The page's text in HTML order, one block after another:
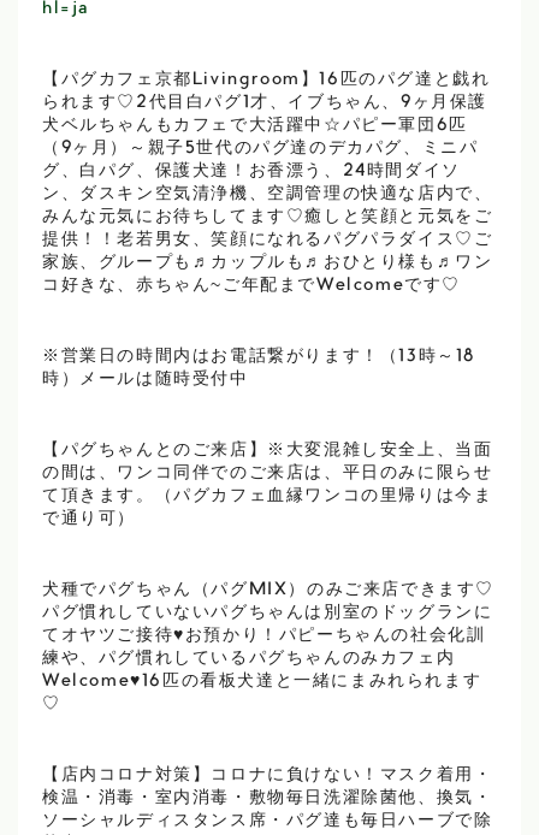
hl=ja
【パグカフェ京都Livingroom】16匹のパグ達と戯れ
られます♡2代目白パグ1才、イブちゃん、9ヶ月保護
犬ベルちゃんもカフェで大活躍中☆パピー軍団6匹
（9ヶ月）～親子5世代のパグ達のデカパグ、ミニパ
グ、白パグ、保護犬達！お香漂う、24時間ダイソ
ン、ダスキン空気清浄機、空調管理の快適な店内で、
みんな元気にお待ちしてます♡癒しと笑顔と元気をご
提供！！老若男女、笑顔になれるパグパラダイス♡ご
家族、グループも♬カップルも♬おひとり様も♬ワン
コ好きな、赤ちゃん~ご年配までWelcomeです♡
※営業日の時間内はお電話繋がります！（13時～18
時）メールは随時受付中
【パグちゃんとのご来店】※大変混雑し安全上、当面
の間は、ワンコ同伴でのご来店は、平日のみに限らせ
て頂きます。（パグカフェ血縁ワンコの里帰りは今ま
で通り可）
犬種でパグちゃん（パグMIX）のみご来店できます♡
パグ慣れしていないパグちゃんは別室のドッグランに
てオヤツご接待♥お預かり！パピーちゃんの社会化訓
練や、パグ慣れしているパグちゃんのみカフェ内
Welcome♥16匹の看板犬達と一緒にまみれられます
♡
【店内コロナ対策】コロナに負けない！マスク着用・
検温・消毒・室内消毒・敷物毎日洗濯除菌他、換気・
ソーシャルディスタンス席・パグ達も毎日ハーブで除